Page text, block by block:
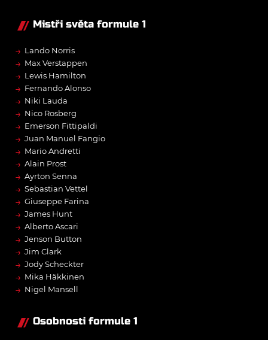
Mistři světa formule 1
→ Lando Norris
→ Max Verstappen
→ Lewis Hamilton
→ Fernando Alonso
→ Niki Lauda
→ Nico Rosberg
→ Emerson Fittipaldi
→ Juan Manuel Fangio
→ Mario Andretti
→ Alain Prost
→ Ayrton Senna
→ Sebastian Vettel
→ Giuseppe Farina
→ James Hunt
→ Alberto Ascari
→ Jenson Button
→ Jim Clark
→ Jody Scheckter
→ Mika Häkkinen
→ Nigel Mansell
Osobnosti formule 1